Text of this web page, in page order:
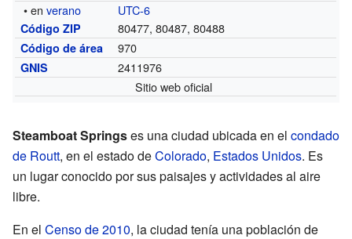
• enverano UTC-6
Código ZIP 80477, 80487, 80488
Código de área 970
GNIS
2411976
Sitio web oficial
Steamboat Springses una ciudad ubicada en el condado
de Routt, en el estado deColorado, Estados Unidos. Es
un lugar conocido por sus paisajes y actividades al aire
libre.
En el Censo de 2010, la ciudad tenía una población de